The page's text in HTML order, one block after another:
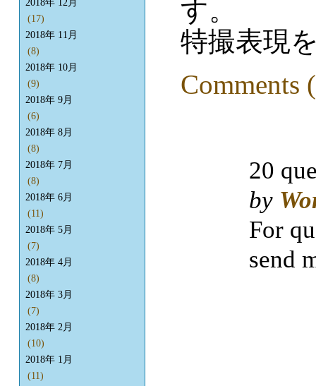
す。
特撮表現
Comments
2018年 12月
(17)
2018年 11月
(8)
2018年 10月
(9)
2018年 9月
(6)
2018年 8月
(8)
2018年 7月
(8)
2018年 6月
(11)
2018年 5月
(7)
2018年 4月
(8)
2018年 3月
(7)
2018年 2月
(10)
2018年 1月
(11)
20
by
For
send